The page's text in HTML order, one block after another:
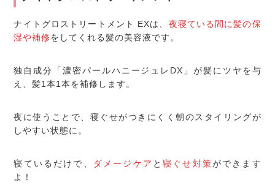
ナイトグロストリートメント EXは、 夜寝ている間に髪の保
湿や補修をしてくれる髪の美容液です。
独自成分「濃密パールハニージュレDX」が髪にツヤを与
え、髪1本1本を補修します。
夜に使うことで、寝ぐせがつきにくく朝のスタイリングが
しやすい状態に。
寝ているだけで、 ダメージケア と寝ぐせ対策ができます
よ！